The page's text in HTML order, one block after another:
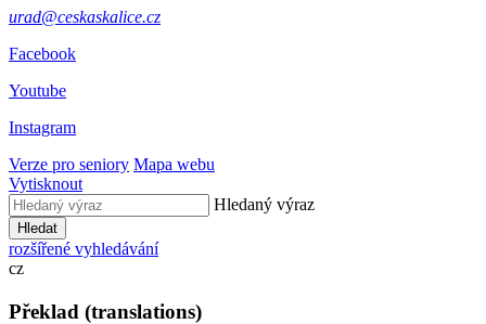
urad@ceskaskalice.cz
Facebook
Youtube
Instagram
Verze pro seniory Mapa webu
Vytisknout
Hledaný výraz
Hledat
rozšířené vyhledávání
cz
Překlad (translations)